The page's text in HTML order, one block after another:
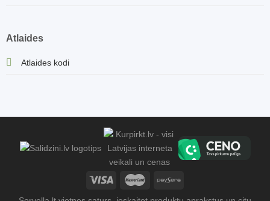
Atlaides
Atlaides kodi